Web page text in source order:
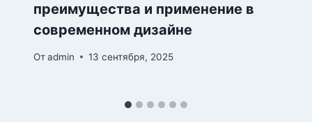
преимущества и применение в
современном дизайне
Отadmin 13 сентября, 2025